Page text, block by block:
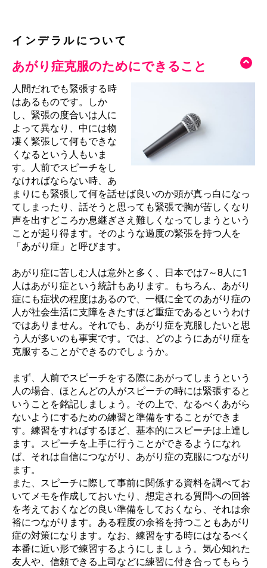
インデラルについて
あがり症克服のためにできること
人間だれでも緊張する時
はあるものです。しか
し、緊張の度合いは人に
よって異なり、中には物
凄く緊張して何もできな
くなるという人もいま
す。人前でスピーチをし
なければならない時、あ
まりにも緊張して何を話せば良いのか頭が真っ白になっ
てしまったり、話そうと思っても緊張で胸が苦しくなり
声を出すどころか息継ぎさえ難しくなってしまうという
ことが起り得ます。そのような過度の緊張を持つ人を
「あがり症」と呼びます。
あがり症に苦しむ人は意外と多く、日本では7～8人に1
人はあがり症という統計もあります。もちろん、あがり
症にも症状の程度はあるので、一概に全てのあがり症の
人が社会生活に支障をきたすほど重症であるというわけ
ではありません。それでも、あがり症を克服したいと思
う人が多いのも事実です。では、どのようにあがり症を
克服することができるのでしょうか。
まず、人前でスピーチをする際にあがってしまうという
人の場合、ほとんどの人がスピーチの時には緊張すると
いうことを銘記しましょう。その上で、なるべくあがら
ないようにするための練習と準備をすることができま
す。練習をすればするほど、基本的にスピーチは上達し
ます。スピーチを上手に行うことができるようになれ
ば、それは自信につながり、あがり症の克服につながり
ます。
また、スピーチに際して事前に関係する資料を調べてお
いてメモを作成しておいたり、想定される質問への回答
を考えておくなどの良い準備をしておくなら、それは余
裕につながります。ある程度の余裕を持つこともあがり
症の対策になります。なお、練習をする時にはなるべく
本番に近い形で練習するようにしましょう。気心知れた
友人や、信頼できる上司などに練習に付き合ってもらう